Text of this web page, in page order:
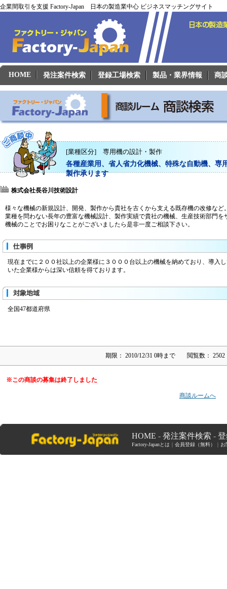
企業間取引を支援 Factory-Japan 日本の製造業中心 ビジネスマッチングサイト
HOME 発注案件検索 登録工場検索 製品・業界情報 商
[業種区分] 専用機の設計・製作
各種産業用、省人省力化機械、特殊な自動機、専
製作承ります
株式会社長谷川技術設計
様々な機械の新規設計、開発、製作から貴社を古くから支える既存機の改修など
業種を問わない長年の豊富な機械設計、製作実績で貴社の機械、生産技術部門を
機械のことでお困りなことがございましたら是非一度ご相談下さい。
現在までに２００社以上の企業様に３０００台以上の機械を納めており、導入
いた企業様からは深い信頼を得ております。
全国47都道府県
期限： 2010/12/31 0時まで 閲覧数： 2502
※この商談の募集は終了しました
商談ルームへ
HOME - 発注案件検索 -
Factory-Japanとは 会員登録（無料） お